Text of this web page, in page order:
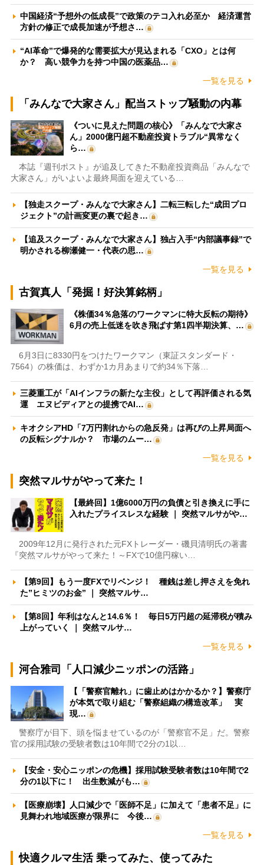
中国経済“予想外の低成長”で政策のテコ入れ必至か 経済運営
方針の修正で成長加速が予想さ…
“AI革命”で爆発的な需要拡大が見込まれる「CXO」とは何
か？ 高い競争力を持つ中国の医薬品…
一覧を見る
「みんなで大家さん」配当ストップ騒動の内幕
《ついに見えた問題の核心》「みんなで大家さ
ん」2000億円超不動産投資トラブル“異常なく
ら…
本誌『週刊ポスト』が追及してきた不動産投資商品「みんなで
大家さん」がいよいよ最終局面を迎えている…
【独走スクープ・みんなで大家さん】二転三転した“成田プロ
ジェクト”の計画変更の裏で起き…
【追及スクープ・みんなで大家さん】独占入手“内部議事録”で
明かされる柳瀬健一・代表の思…
一覧を見る
古賀真人「発掘！好決算銘柄」
《株価34％急落のワークマンに特大反転の期待》
6月の売上低迷を吹き飛ばす第1四半期決算、…
6月3日に8330円をつけたワークマン（東証スタンダード・
7564）の株価は、わずか1カ月あまりで約34％下落…
三菱重工が「AIインフラの新たな主役」として再評価される気
運 エヌビディアとの提携でAI…
キオクシアHD「7万円割れからの急反発」は再びの上昇局面へ
の反転シグナルか？ 市場のムー…
一覧を見る
突然マルサがやって来た！
【最終回】1億6000万円の負債と引き換えに手に
入れたプライスレスな経験 ｜ 突然マルサがや…
2009年12月に発行された元FXトレーダー・磯貝清明氏の著書
『突然マルサがやって来た！～FXで10億円稼い…
【第9回】もう一度FXでリベンジ！ 種銭は差し押さえを免れ
た”ヒミツのお金” ｜ 突然マルサ…
【第8回】年利はなんと14.6％！ 毎日5万円超の延滞税が積み
上がっていく ｜ 突然マルサ…
一覧を見る
河合雅司「人口減少ニッポンの活路」
【「警察官離れ」に歯止めはかかるか？】警察庁
が本気で取り組む「警察組織の構造改革」 実
現…
警察庁が目下、頭を悩ませているのが「警察官不足」だ。警察
官の採用試験の受験者数は10年間で2分の1以…
【安全・安心ニッポンの危機】採用試験受験者数は10年間で2
分の1以下に！ 出生数減がも…
【医療崩壊】人口減少で「医師不足」に加えて「患者不足」に
見舞われ地域医療が限界に 今後…
一覧を見る
快適クルマ生活 乗ってみた、使ってみた